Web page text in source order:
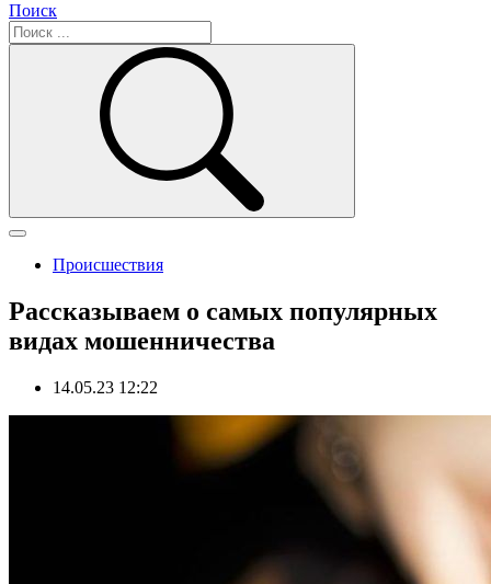
Поиск
Происшествия
Рассказываем о самых популярных
видах мошенничества
14.05.23 12:22